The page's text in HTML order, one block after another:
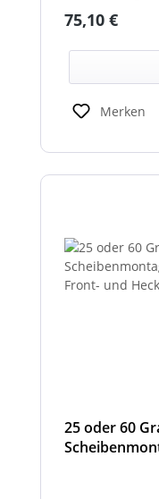
Scheinwerfer
der StVO
Regulärer
75,10 €
Merken
25 oder 60